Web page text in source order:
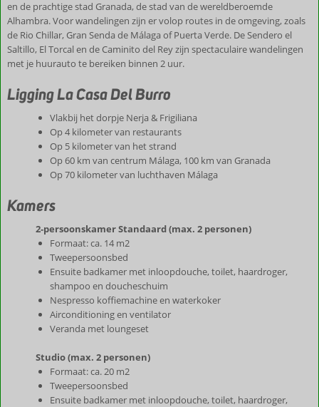
en de prachtige stad Granada, de stad van de wereldberoemde
Alhambra. Voor wandelingen zijn er volop routes in de omgeving, zoals
de Rio Chillar, Gran Senda de Málaga of Puerta Verde. De Sendero el
Saltillo, El Torcal en de Caminito del Rey zijn spectaculaire wandelingen
met je huurauto te bereiken binnen 2 uur.
Ligging La Casa Del Burro
Vlakbij het dorpje Nerja & Frigiliana
Op 4 kilometer van restaurants
Op 5 kilometer van het strand
Op 60 km van centrum Málaga, 100 km van Granada
Op 70 kilometer van luchthaven Málaga
Kamers
2-persoonskamer Standaard (max. 2 personen)
Formaat: ca. 14 m2
Tweepersoonsbed
Ensuite badkamer met inloopdouche, toilet, haardroger,
shampoo en doucheschuim
Nespresso koffiemachine en waterkoker
Airconditioning en ventilator
Veranda met loungeset
Studio (max. 2 personen)
Formaat: ca. 20 m2
Tweepersoonsbed
Ensuite badkamer met inloopdouche, toilet, haardroger,